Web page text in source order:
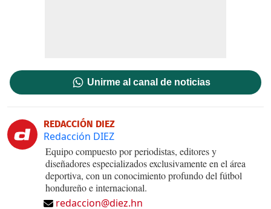
Unirme al canal de noticias
REDACCIÓN DIEZ
Redacción DIEZ
Equipo compuesto por periodistas, editores y
diseñadores especializados exclusivamente en el área
deportiva, con un conocimiento profundo del fútbol
hondureño e internacional.
redaccion@diez.hn